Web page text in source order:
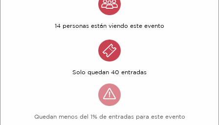
14 personas están viendo este evento
Solo quedan 40 entradas
Quedan menos del 1% de entradas para este evento